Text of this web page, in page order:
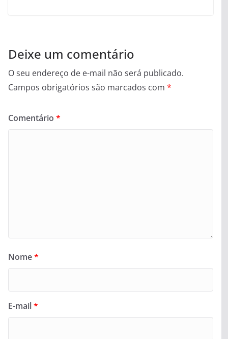
Deixe um comentário
O seu endereço de e-mail não será publicado.
Campos obrigatórios são marcados com *
Comentário *
Nome*
E-mail*